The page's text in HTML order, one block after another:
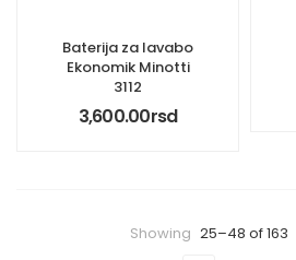
Baterija za lavabo
Ekonomik Minotti
3112
3,600.00rsd
Showing 25–48 of 163